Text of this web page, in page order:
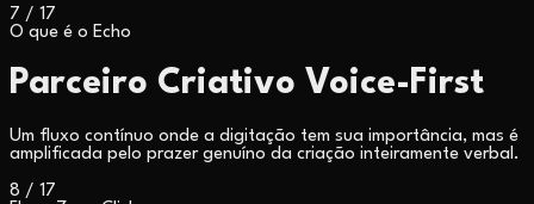
7 / 17
O que é o Echo
Parceiro Criativo Voice-First
Um fluxo contínuo onde a digitação tem sua importância, mas é
amplificada pelo prazer genuíno da criação inteiramente verbal.
8 / 17